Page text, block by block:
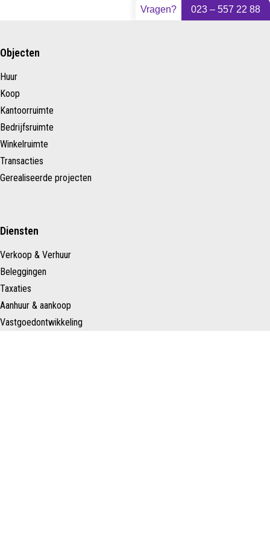
Vragen? 023 – 557 22 88
Objecten
Huur
Koop
Kantoorruimte
Bedrijfsruimte
Winkelruimte
Transacties
Gerealiseerde projecten
Diensten
Verkoop & Verhuur
Beleggingen
Taxaties
Aanhuur & aankoop
Vastgoedontwikkeling